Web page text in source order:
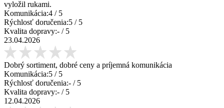
vyložil rukami.
Komunikácia:4 / 5
Rýchlosť doručenia:5 / 5
Kvalita dopravy:- / 5
23.04.2026
Dobrý sortiment, dobré ceny a príjemná komunikácia
Komunikácia:5 / 5
Rýchlosť doručenia:- / 5
Kvalita dopravy:- / 5
12.04.2026